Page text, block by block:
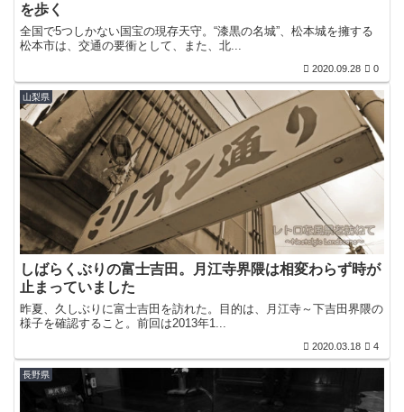
を歩く
全国で5つしかない国宝の現存天守。“漆黒の名城”、松本城を擁する
松本市は、交通の要衝として、また、北...
2020.09.28 0
山梨県
しばらくぶりの富士吉田。月江寺界隈は相変わらず時が
止まっていました
昨夏、久しぶりに富士吉田を訪れた。目的は、月江寺～下吉田界隈の
様子を確認すること。前回は2013年1...
2020.03.18 4
長野県